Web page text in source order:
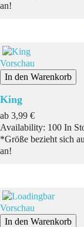
an!
Vorschau
In den Warenkorb
King
ab Preis
3,99 €
Availability: 100 In
*Größe bezieht sich
an!
Vorschau
In den Warenkorb